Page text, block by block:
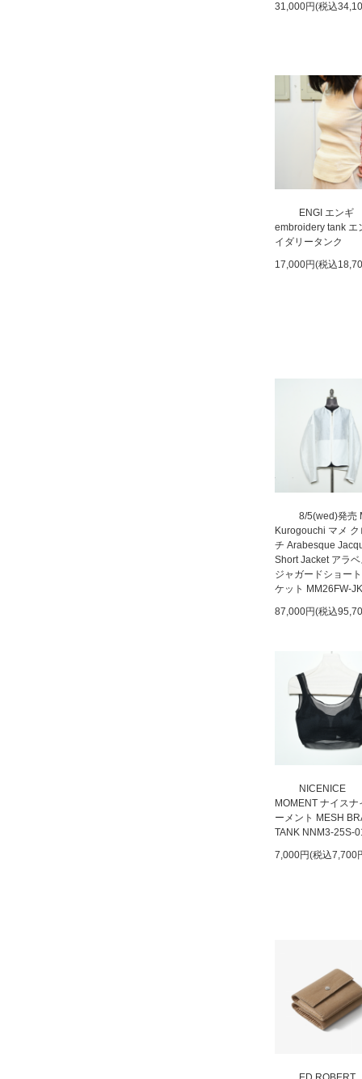
31,000円(税込
ENGI エンギ
embroidery tank エ
イダリータンク
17,000円(税込
8/5(wed)発売
Kurogouchi マメ ク
チ Arabesque
Short Jacket アラ
ジャガードショー
ケット MM26FW-
87,000円(税込
NICENICE
MOMENT ナイスナ
ーメント MESH
TANK NNM3-25S-
7,000円(税込7,700